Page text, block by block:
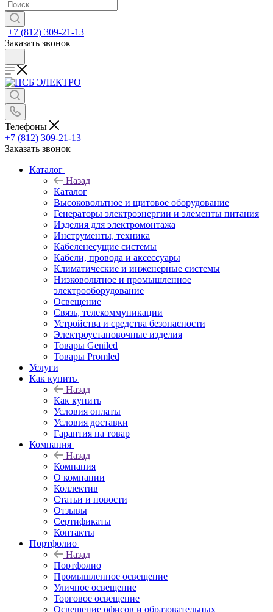
+7 (812) 309-21-13
Заказать звонок
Телефоны
+7 (812) 309-21-13
Заказать звонок
Каталог
Назад
Каталог
Высоковольтное и щитовое оборудование
Генераторы электроэнергии и элементы питания
Изделия для электромонтажа
Инструменты, техника
Кабеленесущие системы
Кабели, провода и аксессуары
Климатические и инженерные системы
Низковольтное и промышленное
электрооборудование
Освещение
Связь, телекоммуникации
Устройства и средства безопасности
Электроустановочные изделия
Товары Geniled
Товары Promled
Услуги
Как купить
Назад
Как купить
Условия оплаты
Условия доставки
Гарантия на товар
Компания
Назад
Компания
О компании
Коллектив
Статьи и новости
Отзывы
Сертификаты
Контакты
Портфолио
Назад
Портфолио
Промышленное освещение
Уличное освещение
Торговое освещение
Освещение офисов и образовательных